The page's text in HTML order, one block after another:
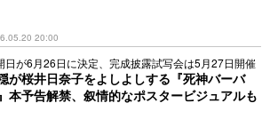
20:00
日が6月26日に決定、完成披露試写会は5月27日開催
が桜井日奈子をよしよしする『死神バーバ
本予告解禁、叙情的なポスタービジュアルも